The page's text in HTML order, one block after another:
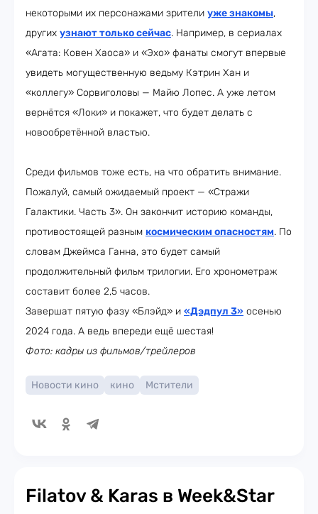
некоторыми их персонажами зрители уже знакомы,
других узнают только сейчас. Например, в сериалах
«Агата: Ковен Хаоса» и «Эхо» фанаты смогут впервые
увидеть могущественную ведьму Кэтрин Хан и
«коллегу» Сорвиголовы — Майю Лопес. А уже летом
вернётся «Локи» и покажет, что будет делать с
новообретённой властью.
Среди фильмов тоже есть, на что обратить внимание.
Пожалуй, самый ожидаемый проект — «Стражи
Галактики. Часть 3». Он закончит историю команды,
противостоящей разным космическим опасностям. По
словам Джеймса Ганна, это будет самый
продолжительный фильм трилогии. Его хронометраж
составит более 2,5 часов.
Завершат пятую фазу «Блэйд» и «Дэдпул 3» осенью
2024 года. А ведь впереди ещё шестая!
Фото: кадры из фильмов/трейлеров
Новости кино кино Мстители
Filatov & Karas в Week&Star